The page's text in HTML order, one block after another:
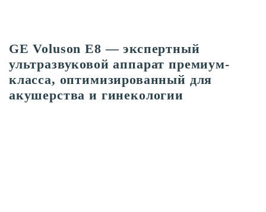
GE Voluson E8 — экспертный
ультразвуковой аппарат премиум-
класса, оптимизированный для
акушерства и гинекологии